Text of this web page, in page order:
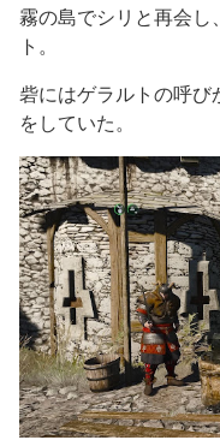
霧の島でシリと再会
ト。
砦にはゲラルトの呼
をしていた。